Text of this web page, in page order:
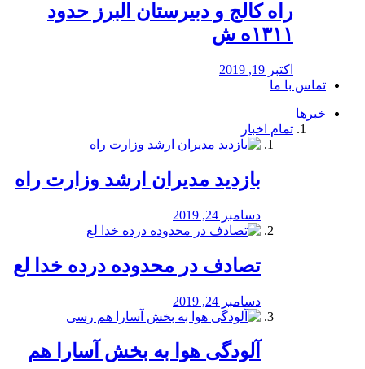
راه كالج و دبيرستان البرز حدود
۱۳۱۱ه ش
اکتبر 19, 2019
تماس با ما
خبرها
تمام اخبار
بازدید مدیران ارشد وزارت راه
دسامبر 24, 2019
تصادف در محدوده درده خدا لع
دسامبر 24, 2019
آلودگی هوا به بخش آسارا هم